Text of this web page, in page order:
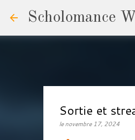
Scholomance
Sortie et
lenovembre 17, 2024